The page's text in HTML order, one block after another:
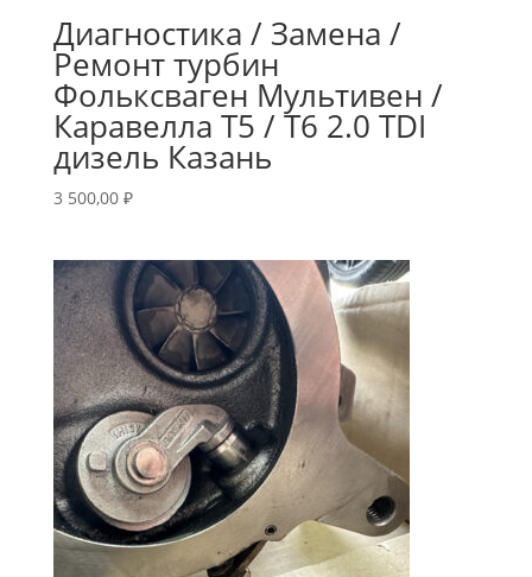
Диагностика / Замена /
Ремонт турбин
Фольксваген Мультивен /
Каравелла Т5 / Т6 2.0 TDI
дизель Казань
3 500,00 ₽